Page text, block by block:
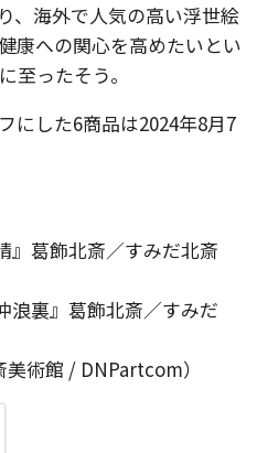
、海外で人気の高い浮世絵
康への関心を高めたいとい
至ったそう。
にした6商品は2024年8月7
』葛飾北斎／すみだ北斎
浪裏』葛飾北斎／すみだ
美術館 / DNPartcom）